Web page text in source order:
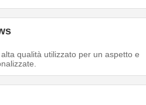
qualità utilizzato per un aspetto e